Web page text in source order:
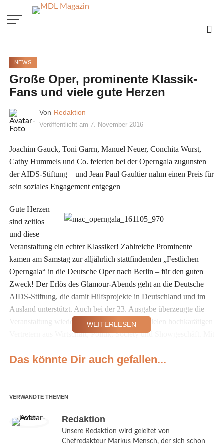
NEWS
Große Oper, prominente Klassik-
Fans und viele gute Herzen
Von Redaktion
Veröffentlicht am 7. November 2016
Joachim Gauck, Toni Garrn, Manuel Neuer, Conchita Wurst,
Cathy Hummels und Co. feierten bei der Operngala zugunsten
der AIDS-Stiftung – und Jean Paul Gaultier nahm einen Preis für
sein soziales Engagement entgegen
Gute Herzen
sind zeitlos
und diese
Veranstaltung ein echter Klassiker! Zahlreiche Prominente
kamen am Samstag zur alljährlich stattfindenden „Festlichen
Operngala“ in die Deutsche Oper nach Berlin – für den guten
Zweck! Der Erlös des Glamour-Abends geht an die Deutsche
AIDS-Stiftung, die damit Hilfsprojekte in Deutschland und im
Ausland unterstützt. Auch bei der 23. Ausgabe überzeugte die
Veranstaltung wieder mit Musikgenuss und vielen hochkarätigen
Vertretern aus Wirtschaft, Politik, Society und Showgeschäft. Mit
Partnerin Daniela Schadt, Top-Model Toni Garrn,
französische Modemacher war als Gast von MAC Cosmetics
nach Berlin gekommen und wurde für sein soziales Engagement
mit dem „World Without AIDS Award“ geehrt. Stolz und gerührt
WEITERLESEN
Das könnte Dir auch gefallen...
VERWANDTE THEMEN
Redaktion
Unsere Redaktion wird geleitet von
Chefredakteur Markus Mensch, der sich schon